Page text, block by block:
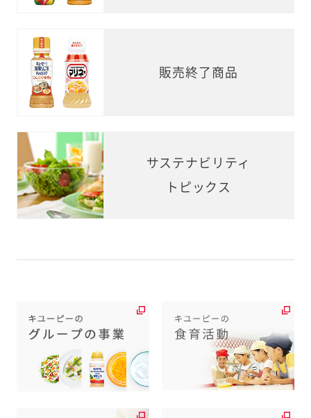
販売終了商品
サステナビリティ
トピックス